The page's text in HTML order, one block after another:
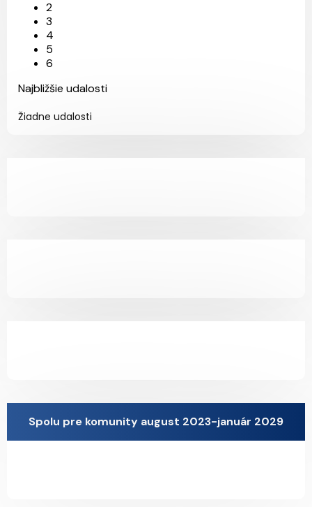
2
3
4
5
6
Najbližšie udalosti
Žiadne udalosti
Spolu pre komunity august 2023-január 2029